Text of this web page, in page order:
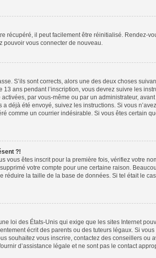
récupéré, il peut facilement être réinitialisé. Rendez-
pouvoir vous connecter de nouveau.
S’ils sont corrects, alors une des deux choses
ans pendant l’inscription, vous devrez suivre les
par vous-même ou par un administrateur,
déjà été envoyé, suivez les instructions. Si vous
comme un courrier indésirable. Si vous êtes certain
?!
vous êtes inscrit pour la première fois, vérifiez votre
votre compte pour une certaine raison.
réduire la taille de la base de données. Si tel était le
loi des États-Unis qui exige que les sites Internet
écrit des parents ou des tuteurs légaux. Si vous
souhaitez vous inscrire, contactez des conseillers ou
d’assistance légale et ne sont pas le contact